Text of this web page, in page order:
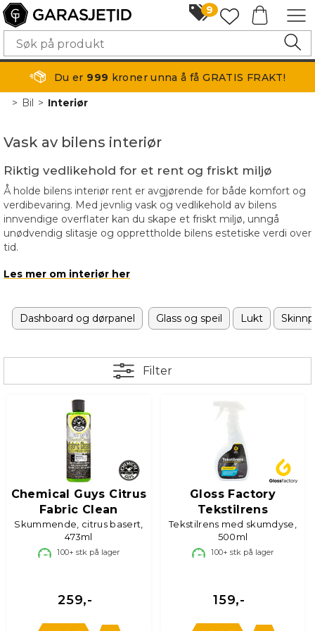
9
Du er 999 kroner unna å få GRATIS FRAKT!
> Bil>Interiør
Vask av bilens interiør
Riktig vedlikehold for et rent og friskt miljø
Å holde bilens interiør rent er avgjørende for både komfort og
verdibevaring. Med jevnlig vask og vedlikehold av bilens
innvendige overflater kan du skape et friskt miljø, unngå
unødvendig slitasje og opprettholde bilens estetiske verdi over
tid.
verktøy som beskytter overflatene.
Hvorfor er interiørvask viktig?
misfarging og til og med materialslitasje. Ved å bruke riktige
Les mer om interiør her
Dashboard og dørpanel Glass og speil Lukt
Filter
Chemical Guys Citrus
Fabric Clean
Skummende, citrus basert,
473ml
100+ stk på lager
259,-
Gloss Factory
Tekstilrens
Tekstilrens med skumdyse,
500ml
100+ stk på lager
159,-